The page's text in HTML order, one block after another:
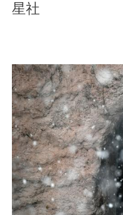
星社